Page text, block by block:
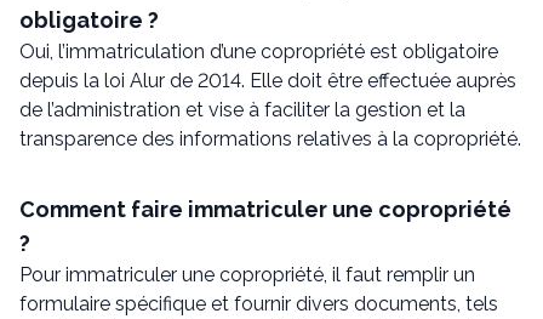
obligatoire ?
Oui, l’immatriculation d’une copropriété est obligatoire
depuis la loi Alur de 2014. Elle doit être effectuée auprès
de l’administration et vise à faciliter la gestion et la
transparence des informations relatives à la copropriété.
Comment faire immatriculer une copropriété
?
Pour immatriculer une copropriété, il faut remplir un
formulaire spécifique et fournir divers documents, tels